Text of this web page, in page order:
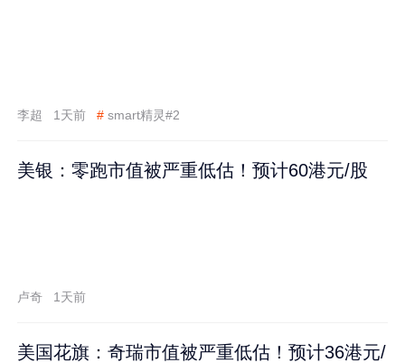
李超 1天前 # smart精灵#2
美银：零跑市值被严重低估！预计60港元/股
卢奇 1天前
美国花旗：奇瑞市值被严重低估！预计36港元/